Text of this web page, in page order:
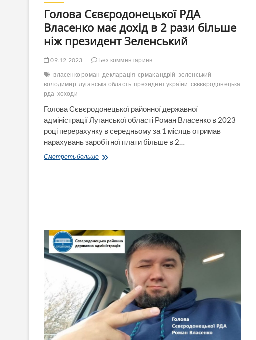
Голова Сєвєродонецької РДА
Власенко має дохід в 2 рази більше
ніж президент Зеленський
09.12.2023
Без комментариев
власенко роман декларація єрмак андрій зеленський
володимир луганська область президент україни сєвєвродонецька
рда хоходи
Голова Сєвєродонецької районної державної
адміністрації Луганської області Роман Власенко в 2023
році перерахунку в середньому за 1 місяць отримав
нарахувань заробітної плати більше в 2…
Смотреть большеГолова
більше
ніж
президент
Зеленський